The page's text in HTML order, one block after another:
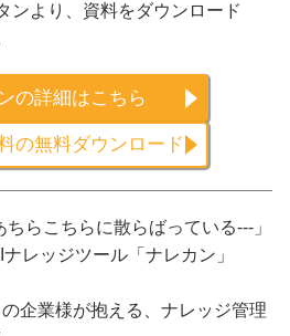
ンより、資料をダウンロード
の詳細はこちら
の無料ダウンロード
ちらこちらに散らばっている---」
レッジツール「ナレカン」
企業様が抱える、ナレッジ管理